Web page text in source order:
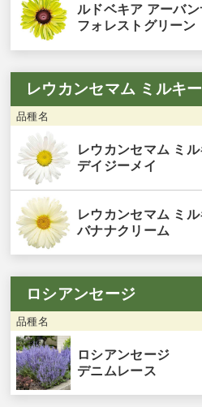
ルドベキア アーバン
フォレストグリーン
レウカンセマム ミルキ
品種名
レウカンセマム ミ
デイジーメイ
レウカンセマム ミ
バナナクリーム
ロシアンセージ
品種名
ロシアンセージ
デニムレース